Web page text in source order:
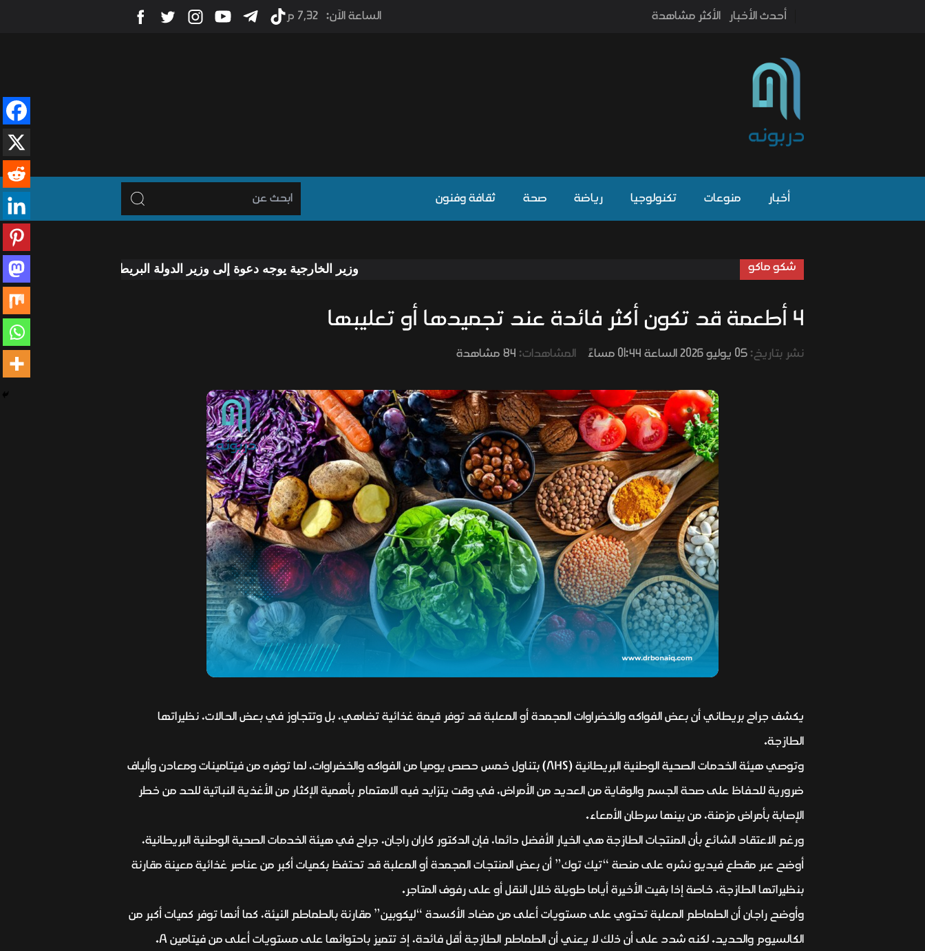
أحدث الأخبار الأكثر مشاهدة الساعة الآن: 7٫32 م
أخبار منوعات تكنولوجيا رياضة صحة ثقافة وفنون
شكو ماكو وزير الخارجية يوجه دعوة إلى وزير الدولة البريطاني لزيارة العراق رئيس
4 أطعمة قد تكون أكثر فائدة عند تجميدها أو تعليبها
نشر بتاريخ:05 يوليو 2026 الساعة 01:44 مساءً المشاهدات: 84 مشاهدة
يكشف جراح بريطاني أن بعض الفواكه والخضراوات المجمدة أو المعلبة قد توفر قيمة غذائية تضاهي، بل وتتجاوز في بعض الحالات، نظيراتها
الطازجة.
وتوصي هيئة الخدمات الصحية الوطنية البريطانية (NHS) بتناول خمس حصص يوميا من الفواكه والخضراوات، لما توفره من فيتامينات ومعادن وألياف
ضرورية للحفاظ على صحة الجسم والوقاية من العديد من الأمراض، في وقت يتزايد فيه الاهتمام بأهمية الإكثار من الأغذية النباتية للحد من خطر
الإصابة بأمراض مزمنة، من بينها سرطان الأمعاء.
ورغم الاعتقاد الشائع بأن المنتجات الطازجة هي الخيار الأفضل دائما، فإن الدكتور كاران راجان، جراح في هيئة الخدمات الصحية الوطنية البريطانية،
أوضح عبر مقطع فيديو نشره على منصة “تيك توك” أن بعض المنتجات المجمدة أو المعلبة قد تحتفظ بكميات أكبر من عناصر غذائية معينة مقارنة
بنظيراتها الطازجة، خاصة إذا بقيت الأخيرة أياما طويلة خلال النقل أو على رفوف المتاجر.
وأوضح راجان أن الطماطم المعلبة تحتوي على مستويات أعلى من مضاد الأكسدة “ليكوبين” مقارنة بالطماطم النيئة، كما أنها توفر كميات أكبر من
الكالسيوم والحديد. لكنه شدد على أن ذلك لا يعني أن الطماطم الطازجة أقل فائدة، إذ تتميز باحتوائها على مستويات أعلى من فيتامين A.